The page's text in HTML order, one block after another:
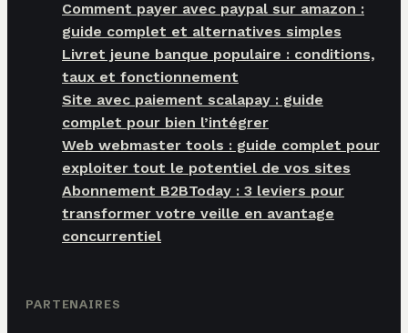
Comment payer avec paypal sur amazon :
guide complet et alternatives simples
Livret jeune banque populaire : conditions,
taux et fonctionnement
Site avec paiement scalapay : guide
complet pour bien l’intégrer
Web webmaster tools : guide complet pour
exploiter tout le potentiel de vos sites
Abonnement B2BToday : 3 leviers pour
transformer votre veille en avantage
concurrentiel
PARTENAIRES